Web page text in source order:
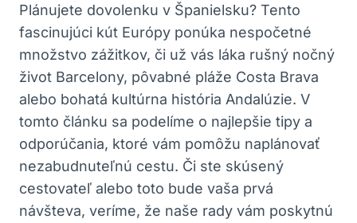
Plánujete dovolenku v Španielsku? Tento
fascinujúci kút Európy ponúka nespočetné
množstvo zážitkov, či už vás láka rušný nočný
život Barcelony, pôvabné pláže Costa Brava
alebo bohatá kultúrna história Andalúzie. V
tomto článku sa podelíme o najlepšie tipy a
odporúčania, ktoré vám pomôžu naplánovať
nezabudnuteľnú cestu. Či ste skúsený
cestovateľ alebo toto bude vaša prvá
návšteva, veríme, že naše rady vám poskytnú